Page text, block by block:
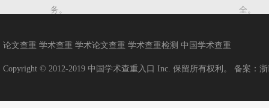
务。
全。
论文查重 学术查重 学术论文查重 学术查重检测 中国学术查重
Copyright © 2012-2019 中国学术查重入口 Inc. 保留所有权利。 备案： 浙